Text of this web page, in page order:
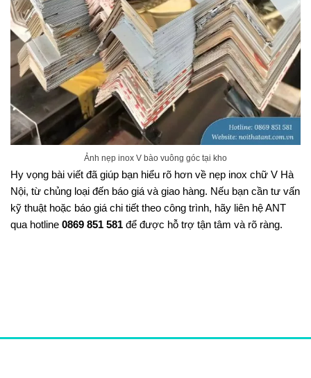
Ảnh nẹp inox V bào vuông góc tại kho
Hy vọng bài viết đã giúp bạn hiểu rõ hơn về nẹp inox chữ V Hà
Nội, từ chủng loại đến báo giá và giao hàng. Nếu bạn cần tư vấn
kỹ thuật hoặc báo giá chi tiết theo công trình, hãy liên hệ ANT
qua hotline 0869 851 581 để được hỗ trợ tận tâm và rõ ràng.